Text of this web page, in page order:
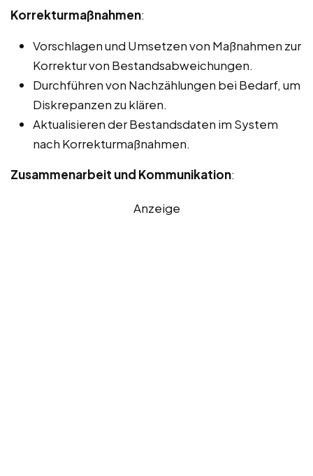
Korrekturmaßnahmen:
Vorschlagen und Umsetzen von Maßnahmen zur
Korrektur von Bestandsabweichungen.
Durchführen von Nachzählungen bei Bedarf, um
Diskrepanzen zu klären.
Aktualisieren der Bestandsdaten im System
nach Korrekturmaßnahmen.
Zusammenarbeit und Kommunikation:
Anzeige